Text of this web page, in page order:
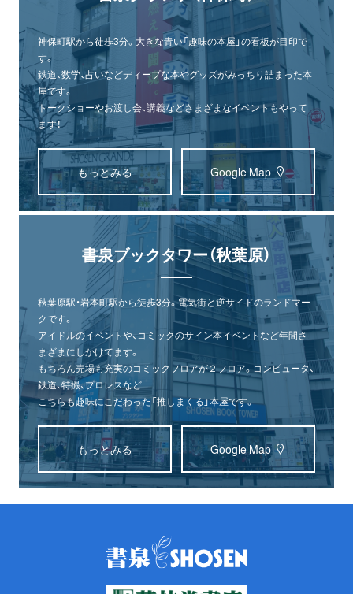
神保町駅から徒歩3分。大きな青い「趣味の本屋」の看板が目印で
す。
鉄道、数学、占いなどディープな本やグッズがみっちり詰まった本
屋です。
トークショーやお渡し会、講義などさまざまなイベントもやって
ます！
もっとみる Google Map
書泉ブックタワー（秋葉原）
秋葉原駅・岩本町駅から徒歩3分。電気街と逆サイドのランドマー
クです。
アイドルのイベントや、コミックのサイン本イベントなど年間さ
まざまにしかけてます。
もちろん売場も充実のコミックフロアが２フロア。コンピュータ、
鉄道、特撮、プロレスなど
こちらも趣味にこだわった「推しまくる」本屋です。
もっとみる Google Map